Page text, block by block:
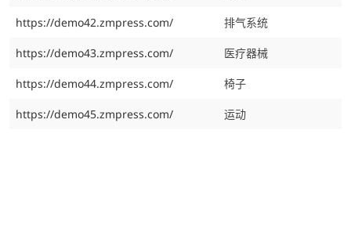
https://demo42.zmpress.com/ 排气系统
https://demo43.zmpress.com/ 医疗器械
https://demo44.zmpress.com/ 椅子
https://demo45.zmpress.com/ 运动